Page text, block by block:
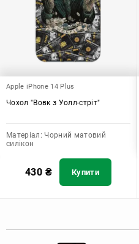
Apple iPhone 14 Plus
Чохол "Вовк з Уолл-стріт"
Матеріал: Чорний матовий
силікон
430 ₴ Купити